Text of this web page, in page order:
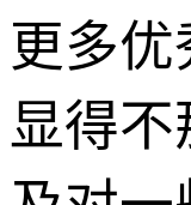
更多
显得不